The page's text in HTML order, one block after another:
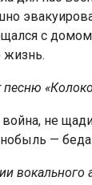
с
жизнь.
песню
не
—
вокального